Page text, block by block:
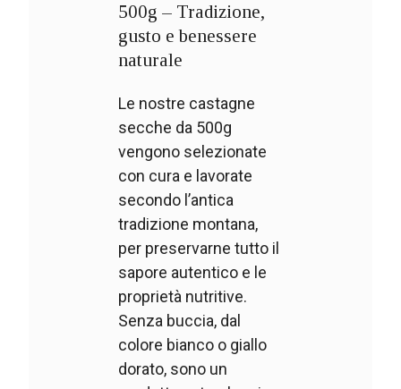
500g – Tradizione,
gusto e benessere
naturale
Le nostre castagne
secche da 500g
vengono selezionate
con cura e lavorate
secondo l’antica
tradizione montana,
per preservarne tutto il
sapore autentico e le
proprietà nutritive.
Senza buccia, dal
colore bianco o giallo
dorato, sono un